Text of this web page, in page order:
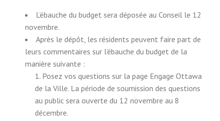
i
k
)
l
n
k
)
L’ébauche du budget sera déposée au Conseil le 12
novembre.
Après le dépôt, les résidents peuvent faire part de
leurs commentaires sur l’ébauche du budget de la
manière suivante :
Posez vos questions sur la page Engage Ottawa
de la Ville. La période de soumission des questions
au public sera ouverte du 12 novembre au 8
décembre.